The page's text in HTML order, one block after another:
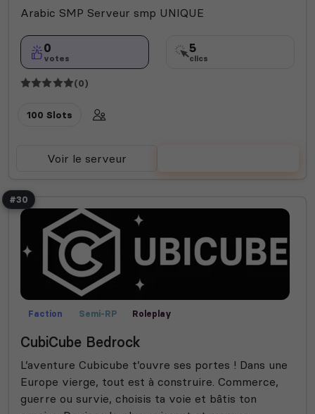
Arabic SMP Serveur smp UNIQUE
0
votes
5
clics
(0)
100 Slots
Voir le serveur
#30
Faction Semi-RP Roleplay
CubiCube Bedrock
L’aventure Cubicube t’ouvre ses portes ! Dans une
Europe vierge, tout est à construire. Commerce,
guerre ou survie, choisis ta voie et bâtis ton